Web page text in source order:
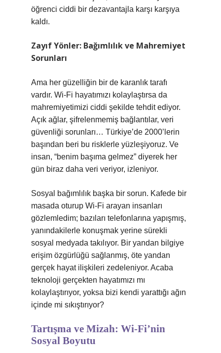
öğrenci ciddi bir dezavantajla karşı karşıya
kaldı.
Zayıf Yönler: Bağımlılık ve Mahremiyet
Sorunları
Ama her güzelliğin bir de karanlık tarafı
vardır. Wi-Fi hayatımızı kolaylaştırsa da
mahremiyetimizi ciddi şekilde tehdit ediyor.
Açık ağlar, şifrelenmemiş bağlantılar, veri
güvenliği sorunları… Türkiye’de 2000’lerin
başından beri bu risklerle yüzleşiyoruz. Ve
insan, “benim başıma gelmez” diyerek her
gün biraz daha veri veriyor, izleniyor.
Sosyal bağımlılık başka bir sorun. Kafede bir
masada oturup Wi-Fi arayan insanları
gözlemledim; bazıları telefonlarına yapışmış,
yanındakilerle konuşmak yerine sürekli
sosyal medyada takılıyor. Bir yandan bilgiye
erişim özgürlüğü sağlanmış, öte yandan
gerçek hayat ilişkileri zedeleniyor. Acaba
teknoloji gerçekten hayatımızı mı
kolaylaştırıyor, yoksa bizi kendi yarattığı ağın
içinde mi sıkıştırıyor?
Tartışma ve Mizah: Wi-Fi’nin
Sosyal Boyutu